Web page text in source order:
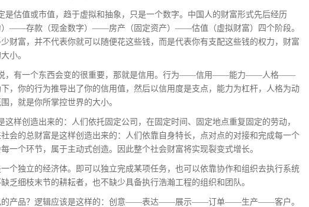
是估值或市值，趋于虚拟和抽象，只是一个数字。中国人的财富形式先后经历
）——存款（现金数字）——房产（固定资产）——估值（虚拟财富）四个阶段。
财富，并不代表你就可以随便花这些钱，而是代表你有支配这些钱的权力，财富
小。
说，有一个东西会变的很重要，那就是信用。行为——信用——能力——人格——
，你的行为推导出了你的信用值，然后以信用度是支点，能力为杠杆，人格为动
，就是你所掌控世界的大小。
这样创造出来的：人们依托固定公司，在固定时间、固定地点重复固定的劳动，
会的总财富是这样创造出来的：人们依靠自身特长，点对点的对接和完成每一个
一个环节，属于主动式创造。因此整个社会财富将实现裂变式增长。
个独立的经济体。即可以独立完成某项任务，也可以依靠协作和组织去执行系统
乏细枝末节的耕耘者，也不缺少具备执行浩瀚工程的组织和团队。
的产品？逻辑应该是这样的：创意——表达——展示——订单——生产——客户。